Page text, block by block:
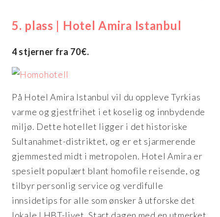
5. plass | Hotel Amira Istanbul
4 stjerner fra 70€.
På Hotel Amira Istanbul vil du oppleve Tyrkias
varme og gjestfrihet i et koselig og innbydende
miljø. Dette hotellet ligger i det historiske
Sultanahmet-distriktet, og er et sjarmerende
gjemmested midt i metropolen. Hotel Amira er
spesielt populært blant homofile reisende, og
tilbyr personlig service og verdifulle
innsidetips for alle som ønsker å utforske det